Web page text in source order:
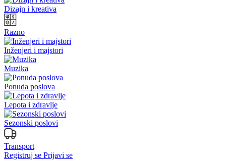
Dizajn i kreativa
Razno
Inženjeri i majstori
Muzika
Ponuda poslova
Lepota i zdravlje
Sezonski poslovi
Transport
Registruj se Prijavi se